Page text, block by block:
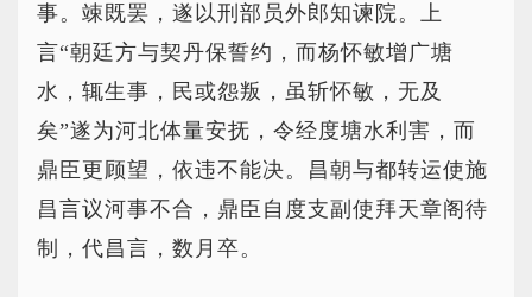
事。竦既罢，遂以刑部员外郎知谏院。上
言“朝廷方与契丹保誓约，而杨怀敏增广塘
水，辄生事，民或怨叛，虽斩怀敏，无及
矣”遂为河北体量安抚，令经度塘水利害，而
鼎臣更顾望，依违不能决。昌朝与都转运使施
昌言议河事不合，鼎臣自度支副使拜天章阁待
制，代昌言，数月卒。